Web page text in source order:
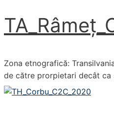
Zona etnografică:
de către prorpietari decât ca